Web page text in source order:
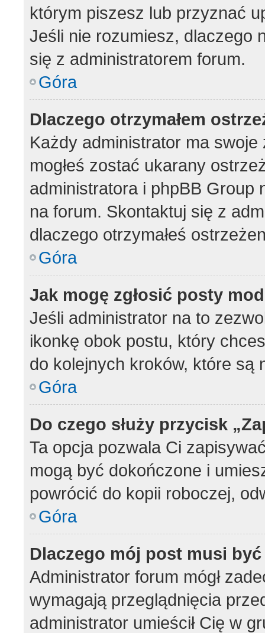
którym piszesz lub przyznać
Jeśli nie rozumiesz, dlaczego
się z administratorem forum.
Góra
Dlaczego otrzymałem
Każdy administrator ma swoje
mogłeś zostać ukarany
administratora i phpBB Group
na forum. Skontaktuj się z
dlaczego otrzymałeś
Góra
Jak mogę zgłosić posty
Jeśli administrator na to
ikonkę obok postu, który
do kolejnych kroków, które są
Góra
Do czego służy przycisk
Ta opcja pozwala Ci
mogą być dokończone i
powrócić do kopii roboczej,
Góra
Dlaczego mój post musi
Administrator forum mógł
wymagają przeglądnięcia
administrator umieścił Cię w